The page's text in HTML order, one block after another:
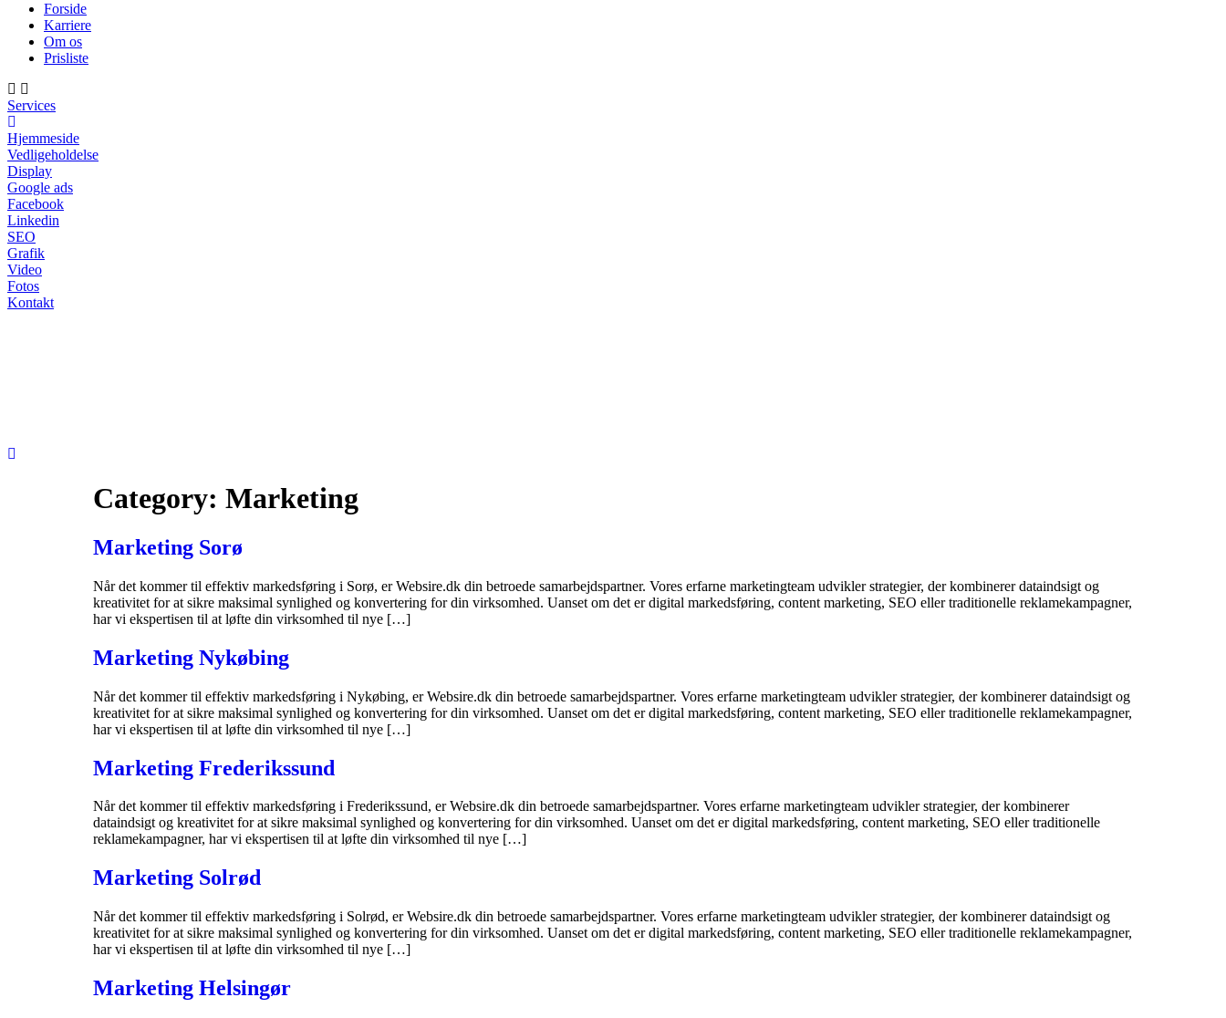
Forside
Karriere
Om os
Prisliste
Services
Hjemmeside
Vedligeholdelse
Display
Google ads
Facebook
Linkedin
SEO
Grafik
Video
Fotos
Kontakt
Category: Marketing
Marketing Sorø
Når det kommer til effektiv markedsføring i Sorø, er Websire.dk din betroede samarbejdspartner. Vores erfarne marketingteam udvikler strategier, der kombinerer dataindsigt og
kreativitet for at sikre maksimal synlighed og konvertering for din virksomhed. Uanset om det er digital markedsføring, content marketing, SEO eller traditionelle reklamekampagner,
har vi ekspertisen til at løfte din virksomhed til nye […]
Marketing Nykøbing
Når det kommer til effektiv markedsføring i Nykøbing, er Websire.dk din betroede samarbejdspartner. Vores erfarne marketingteam udvikler strategier, der kombinerer dataindsigt og
kreativitet for at sikre maksimal synlighed og konvertering for din virksomhed. Uanset om det er digital markedsføring, content marketing, SEO eller traditionelle reklamekampagner,
har vi ekspertisen til at løfte din virksomhed til nye […]
Marketing Frederikssund
Når det kommer til effektiv markedsføring i Frederikssund, er Websire.dk din betroede samarbejdspartner. Vores erfarne marketingteam udvikler strategier, der kombinerer
dataindsigt og kreativitet for at sikre maksimal synlighed og konvertering for din virksomhed. Uanset om det er digital markedsføring, content marketing, SEO eller traditionelle
reklamekampagner, har vi ekspertisen til at løfte din virksomhed til nye […]
Marketing Solrød
Når det kommer til effektiv markedsføring i Solrød, er Websire.dk din betroede samarbejdspartner. Vores erfarne marketingteam udvikler strategier, der kombinerer dataindsigt og
kreativitet for at sikre maksimal synlighed og konvertering for din virksomhed. Uanset om det er digital markedsføring, content marketing, SEO eller traditionelle reklamekampagner,
har vi ekspertisen til at løfte din virksomhed til nye […]
Marketing Helsingør